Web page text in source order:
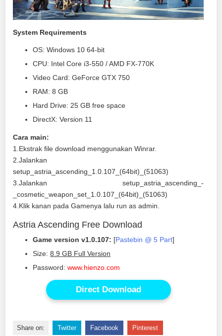
System Requirements
OS: Windows 10 64-bit
CPU: Intel Core i3-550 / AMD FX-770K
Video Card: GeForce GTX 750
RAM: 8 GB
Hard Drive: 25 GB free space
DirectX: Version 11
Cara main:
1.Ekstrak file download menggunakan Winrar.
2.Jalankan
setup_astria_ascending_1.0.107_(64bit)_(51063)
3.Jalankan setup_astria_ascending_-
_cosmetic_weapon_set_1.0.107_(64bit)_(51063)
4.Klik kanan pada Gamenya lalu run as admin.
Astria Ascending Free Download
Game version v1.0.107: [Pastebin @ 5 Part]
Size:8.9 GB Full Version
Password:www.hienzo.com
Direct Download
Share on: Twitter Facebook Pinterest